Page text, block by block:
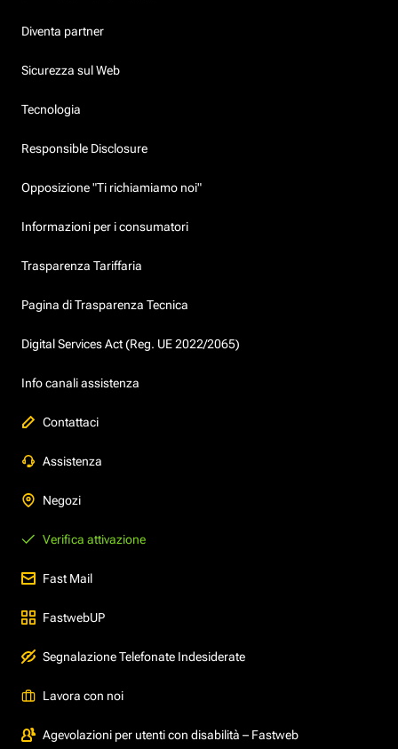
Diventa partner
Sicurezza sul Web
Tecnologia
Responsible Disclosure
Opposizione "Ti richiamiamo noi"
Informazioni per i consumatori
Trasparenza Tariffaria
Pagina di Trasparenza Tecnica
Digital Services Act (Reg. UE 2022/2065)
Info canali assistenza
Contattaci
Assistenza
Negozi
Verifica attivazione
Fast Mail
FastwebUP
Segnalazione Telefonate Indesiderate
Lavora con noi
Agevolazioni per utenti con disabilità – Fastweb